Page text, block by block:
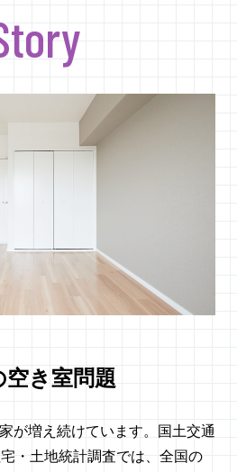
き室問題
が増え続けています。国土交通
・土地統計調査では、全国の